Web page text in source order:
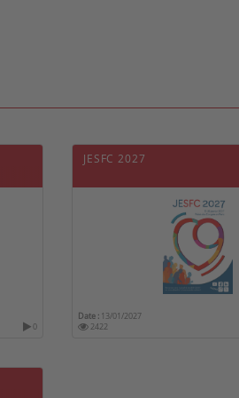
0
JESFC 2027
Date :13/01/2027
2422